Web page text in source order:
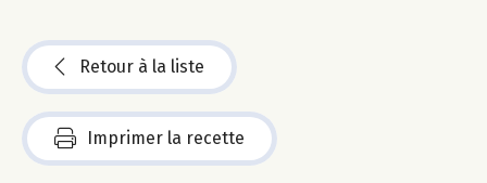
Retour à la liste
Imprimer la recette